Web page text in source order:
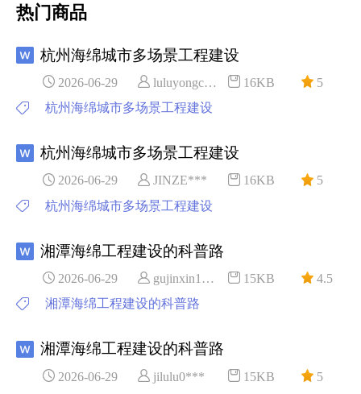
热门商品
杭州海绵城市多场景工程建设
2026-06-29 luluyongc*** 16KB
5
杭州海绵城市多场景工程建设
杭州海绵城市多场景工程建设
2026-06-29 JINZE*** 16KB
5
杭州海绵城市多场景工程建设
湘潭海绵工程建设的科普路
2026-06-29 gujinxin1*** 15KB
4.5
湘潭海绵工程建设的科普路
湘潭海绵工程建设的科普路
2026-06-29 jilulu0*** 15KB
5